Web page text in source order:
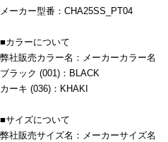
メーカー型番：CHA25SS_PT04
■カラーについて
弊社販売カラー名：メーカーカラー名
ブラック (001)：BLACK
カーキ (036)：KHAKI
■サイズについて
弊社販売サイズ名：メーカーサイズ名